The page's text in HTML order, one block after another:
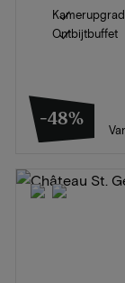
Ontbijtbuffet
-48%